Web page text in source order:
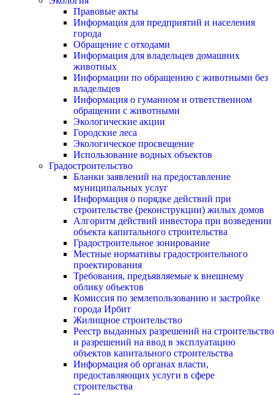
Правовые акты
Информация для предприятий и населения
города
Обращение с отходами
Информация для владельцев домашних
животных
Информации по обращению с животными без
владельцев
Информация о гуманном и ответственном
обращении с животными
Экологические акции
Городские леса
Экологическое просвещение
Использование водных объектов
Градостроительство
Бланки заявлений на предоставление
муниципальных услуг
Информация о порядке действий при
строительстве (реконструкции) жилых домов
Алгоритм действий инвестора при возведении
объекта капитального строительства
Градостроительное зонирование
Местные нормативы градостроительного
проектирования
Требования, предъявляемые к внешнему
облику объектов
Комиссия по землепользованию и застройке
города Ирбит
Жилищное строительство
Реестр выданных разрешений на строительство
и разрешений на ввод в эксплуатацию
объектов капитального строительства
Информация об органах власти,
предоставляющих услуги в сфере
строительства